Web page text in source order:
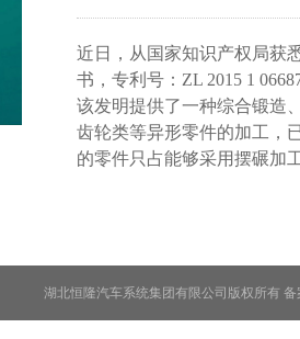
近日，从国家知识产权局获
书，专利号：ZL 2015 1
该发明提供了一种综合锻造
齿轮类等异形零件的加工，
的零件只占能够采用摆碾加
湖北恒隆汽车系统集团有限公司版权所有 备